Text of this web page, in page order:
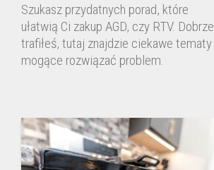
Szukasz przydatnych porad, które
ułatwią Ci zakup AGD, czy RTV. Dobrze
trafiłeś, tutaj znajdzie ciekawe tematy
mogące rozwiązać problem.